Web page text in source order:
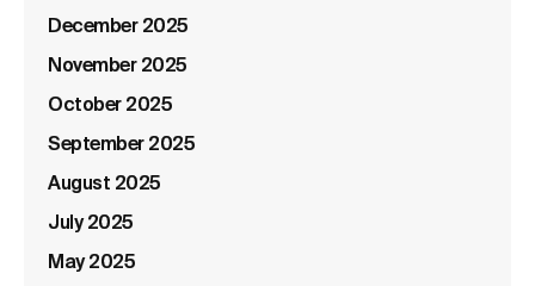
December 2025
November 2025
October 2025
September 2025
August 2025
July 2025
May 2025